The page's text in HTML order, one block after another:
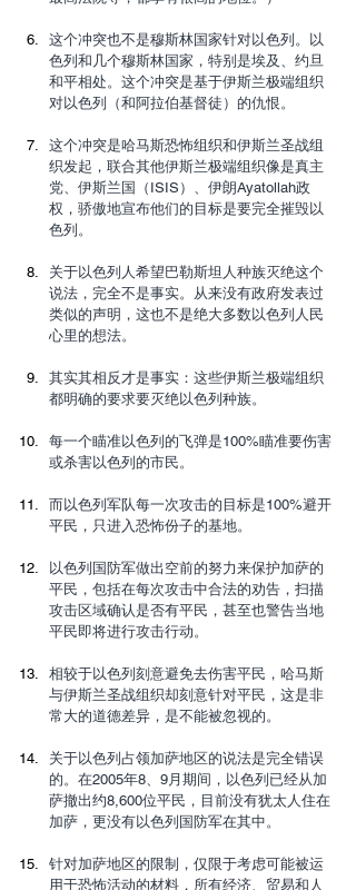
这个冲突也不是穆斯林国家针对以色列。以
色列和几个穆斯林国家，特别是埃及、约旦
和平相处。这个冲突是基于伊斯兰极端组织
对以色列（和阿拉伯基督徒）的仇恨。
这个冲突是哈马斯恐怖组织和伊斯兰圣战组
织发起，联合其他伊斯兰极端组织像是真主
党、伊斯兰国（ISIS）、伊朗Ayatollah政
权，骄傲地宣布他们的目标是要完全摧毁以
色列。
关于以色列人希望巴勒斯坦人种族灭绝这个
说法，完全不是事实。从来没有政府发表过
类似的声明，这也不是绝大多数以色列人民
心里的想法。
其实其相反才是事实：这些伊斯兰极端组织
都明确的要求要灭绝以色列种族。
每一个瞄准以色列的飞弹是100%瞄准要伤害
或杀害以色列的市民。
而以色列军队每一次攻击的目标是100%避开
平民，只进入恐怖份子的基地。
以色列国防军做出空前的努力来保护加萨的
平民，包括在每次攻击中合法的劝告，扫描
攻击区域确认是否有平民，甚至也警告当地
平民即将进行攻击行动。
相较于以色列刻意避免去伤害平民，哈马斯
与伊斯兰圣战组织却刻意针对平民，这是非
常大的道德差异，是不能被忽视的。
关于以色列占领加萨地区的说法是完全错误
的。在2005年8、9月期间，以色列已经从加
萨撤出约8,600位平民，目前没有犹太人住在
加萨，更没有以色列国防军在其中。
针对加萨地区的限制，仅限于考虑可能被运
用于恐怖活动的材料，所有经济、贸易和人